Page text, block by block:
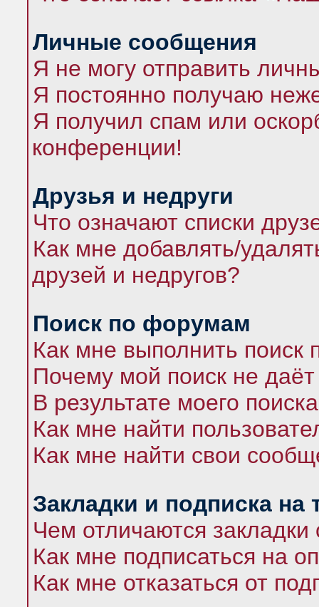
Личные сообщения
Я не могу отправить
Я постоянно получаю
Я получил спам или
конференции!
Друзья и недруги
Что означают списки
Как мне добавлять/
друзей и недругов?
Поиск по форумам
Как мне выполнить
Почему мой поиск не даёт
В результате моего
Как мне найти
Как мне найти свои
Закладки и подписка на
Чем отличаются закладки
Как мне подписаться на
Как мне отказаться от